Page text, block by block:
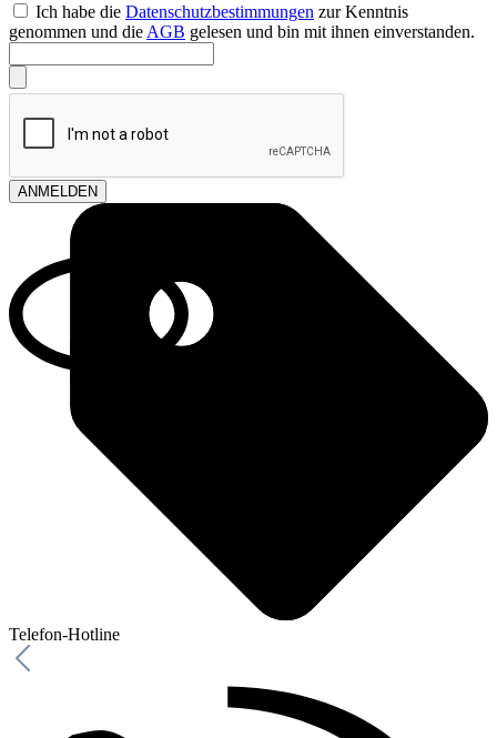
Ich habe die Datenschutzbestimmungen zur Kenntnis
genommen und die AGB gelesen und bin mit ihnen einverstanden.
ANMELDEN
Telefon-Hotline